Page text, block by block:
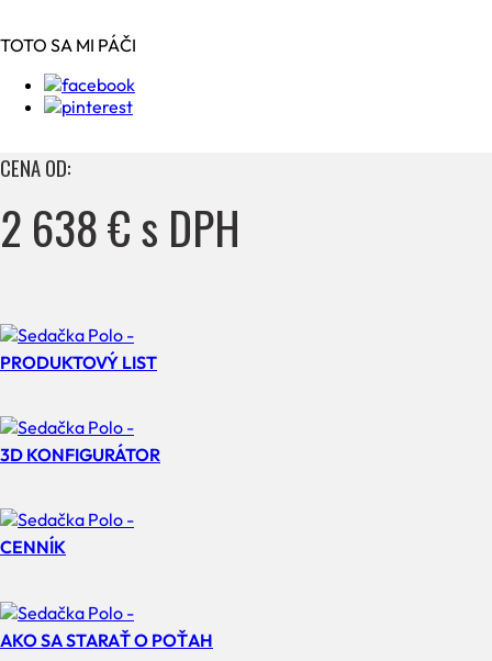
TOTO SA MI PÁČI
CENA OD:
2 638 € s DPH
PRODUKTOVÝ LIST
3D KONFIGURÁTOR
CENNÍK
AKO SA STARAŤ O POŤAH